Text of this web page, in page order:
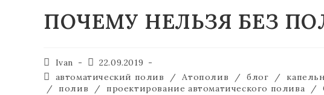
ПОЧЕМУ НЕЛЬЗЯ БЕЗ
Ivan
22.09.2019
автоматический полив
/ Атополив / блог /
/
полив / проектирование автоматического полива /